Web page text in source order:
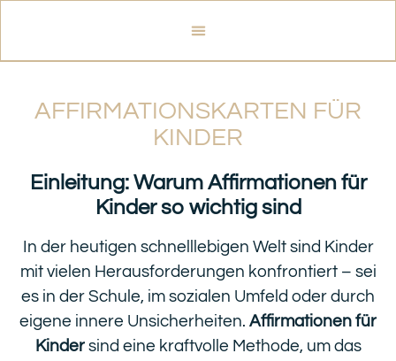
AFFIRMATIONSKARTEN FÜR
KINDER
Einleitung: Warum Affirmationen für
Kinder so wichtig sind
In der heutigen schnelllebigen Welt sind Kinder
mit vielen Herausforderungen konfrontiert – sei
es in der Schule, im sozialen Umfeld oder durch
eigene innere Unsicherheiten. Affirmationen für
Kindersind eine kraftvolle Methode, um das